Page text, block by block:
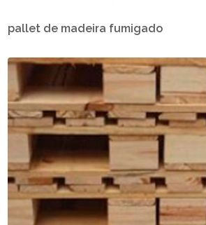
pallet de madeira fumigado